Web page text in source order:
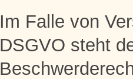
Im Falle von
DSGVO steht